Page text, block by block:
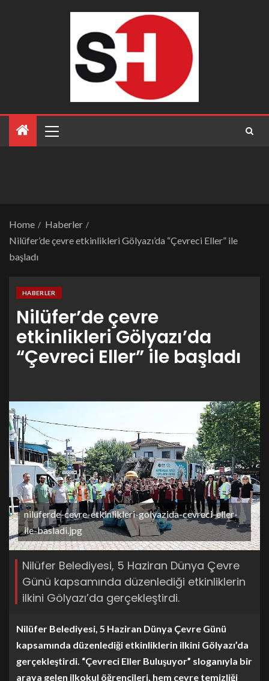
Home
Haberler
Nilüfer’de çevre etkinlikleri Gölyazı’da “Çevreci Eller” ile
başladı
HABERLER
Nilüfer’de çevre
etkinlikleri Gölyazı’da
“Çevreci Eller” ile başladı
niluferde-cevre-etkinlikleri-golyazida-cevreci-eller-
ile-basladi.jpg
Nilüfer Belediyesi, 5 Haziran Dünya Çevre
Günü kapsamında düzenlediği etkinliklerin
ilkini Gölyazı’da gerçekleştirdi.
Nilüfer Belediyesi, 5 Haziran Dünya Çevre Günü
kapsamında düzenlediği etkinliklerin ilkini Gölyazı’da
gerçekleştirdi. “Çevreci Eller Buluşuyor” sloganıyla bir
araya gelen ilkokul öğrencileri, hem çevre temizliği